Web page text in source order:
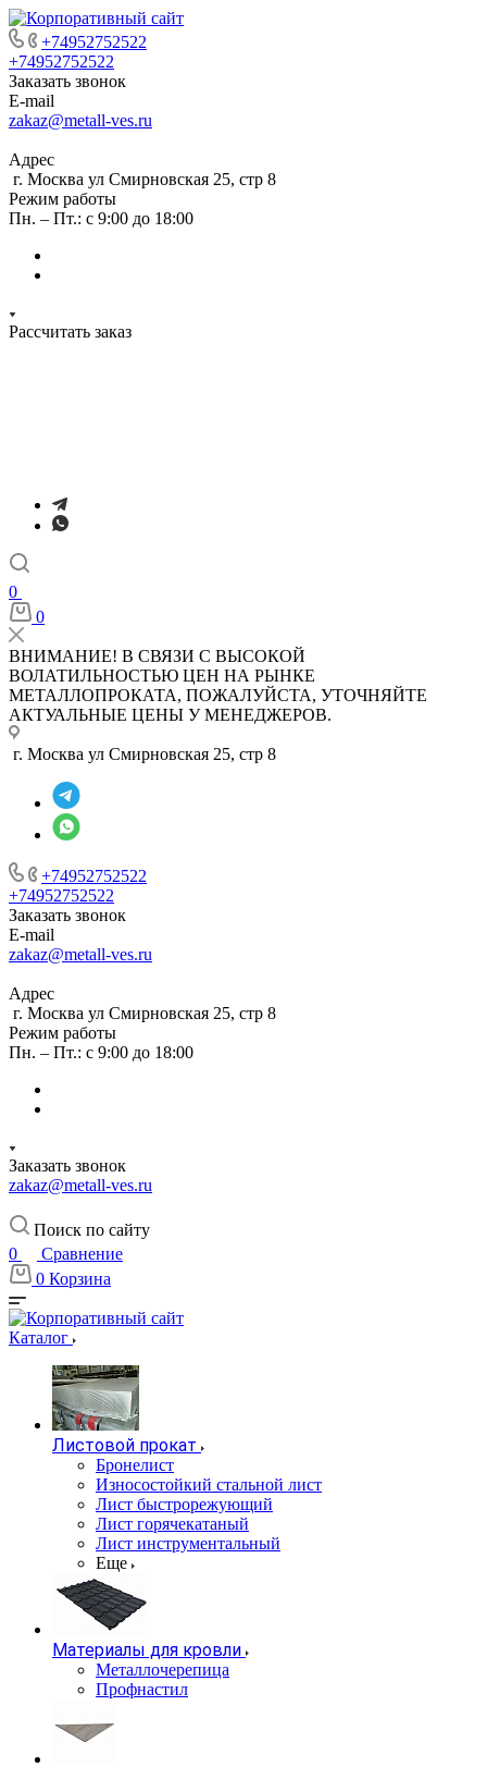
+74952752522
+74952752522
Заказать звонок
E-mail
zakaz@metall-ves.ru
Адрес
г. Москва ул Смирновская 25, стр 8
Режим работы
Пн. – Пт.: с 9:00 до 18:00
Рассчитать заказ
0
0
ВНИМАНИЕ! В СВЯЗИ С ВЫСОКОЙ
ВОЛАТИЛЬНОСТЬЮ ЦЕН НА РЫНКЕ
МЕТАЛЛОПРОКАТА, ПОЖАЛУЙСТА, УТОЧНЯЙТЕ
АКТУАЛЬНЫЕ ЦЕНЫ У МЕНЕДЖЕРОВ.
г. Москва ул Смирновская 25, стр 8
+74952752522
+74952752522
Заказать звонок
E-mail
zakaz@metall-ves.ru
Адрес
г. Москва ул Смирновская 25, стр 8
Режим работы
Пн. – Пт.: с 9:00 до 18:00
Заказать звонок
zakaz@metall-ves.ru
Поиск по сайту
0
Сравнение
0 Корзина
Каталог
Листовой прокат
Бронелист
Износостойкий стальной лист
Лист быстрорежующий
Лист горячекатаный
Лист инструментальный
Еще
Материалы для кровли
Металлочерепица
Профнастил